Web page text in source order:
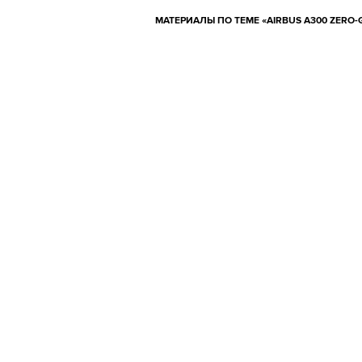
МАТЕРИАЛЫ ПО ТЕМЕ «AIRBUS A300 ZERO-